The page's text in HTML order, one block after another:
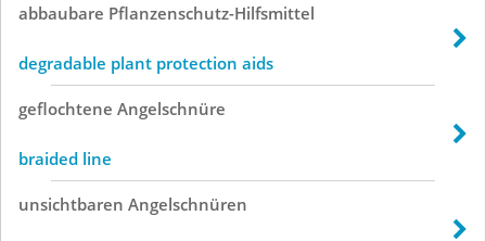
abbaubare Pflanzenschutz-Hilfsmittel
degradable plant protection aids
geflochtene Angelschnüre
braided line
unsichtbaren Angelschnüren